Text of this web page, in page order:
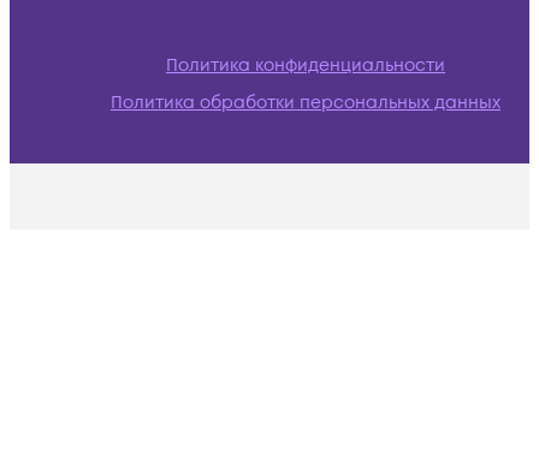
Политика конфиденциальности
Политика обработки персональных данных